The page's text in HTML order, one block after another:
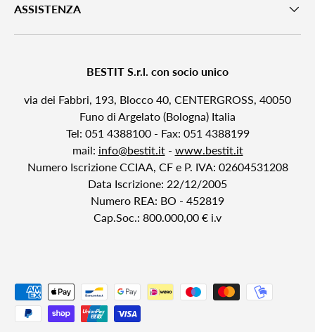
ASSISTENZA
BESTIT S.r.l. con socio unico
via dei Fabbri, 193, Blocco 40, CENTERGROSS, 40050
Funo di Argelato (Bologna) Italia
Tel: 051 4388100 - Fax: 051 4388199
mail: info@bestit.it- www.bestit.it
Numero Iscrizione CCIAA, CF e P. IVA: 02604531208
Data Iscrizione: 22/12/2005
Numero REA: BO - 452819
Cap.Soc.: 800.000,00 € i.v
Payment methods accepted